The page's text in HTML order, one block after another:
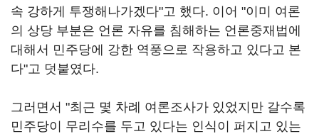
속 강하게 투쟁해나가겠다"고 했다. 이어 "이미 여론
의 상당 부분은 언론 자유를 침해하는 언론중재법에
대해서 민주당에 강한 역풍으로 작용하고 있다고 본
다"고 덧붙였다.
그러면서 "최근 몇 차례 여론조사가 있었지만 갈수록
민주당이 무리수를 두고 있다는 인식이 퍼지고 있는